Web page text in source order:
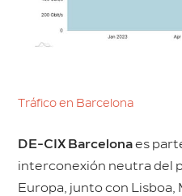
Tráfico en Barcelona
DE-CIX Barcelonaes
interconexión neutra del
Europa, junto con Lisboa,